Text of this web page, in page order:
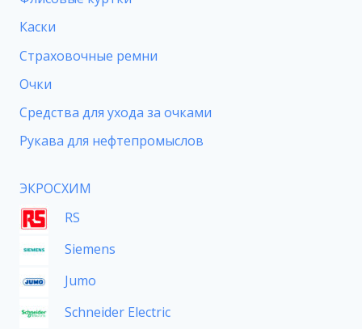
Каски
Страховочные ремни
Очки
Средства для ухода за очками
Рукава для нефтепромыслов
ЭКРОСХИМ
RS
Siemens
Jumo
Schneider Electric